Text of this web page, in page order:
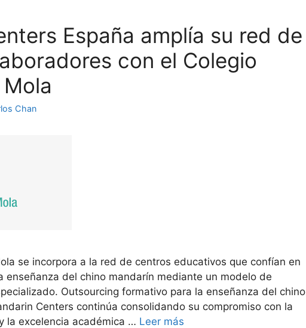
España amplía su red de
con el Colegio
Chan
se incorpora a la red de centros educativos que confían en
enseñanza del chino mandarín mediante un modelo de
Outsourcing formativo para la enseñanza del chino
Centers continúa consolidando su compromiso con la
la excelencia académica … Leer más